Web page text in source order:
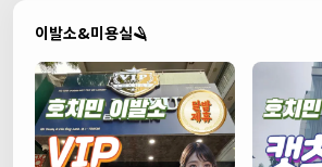
이발소&미용실🪒